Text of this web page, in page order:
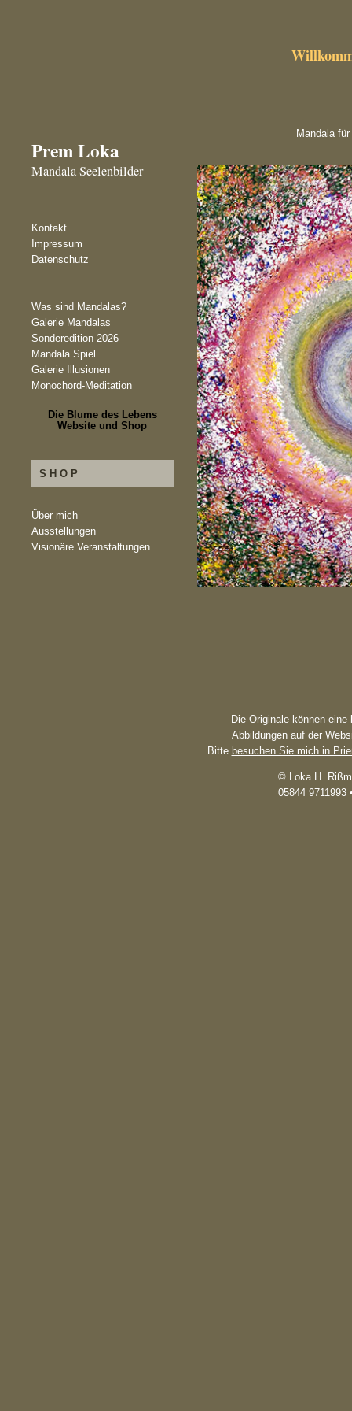
Prem Loka
Mandala Seelenbilder
Kontakt
Impressum
Datenschutz
Was sind Mandalas?
Galerie Mandalas
Sonderedition 2026
Mandala Spiel
Galerie Illusionen
Monochord-Meditation
Die Blume des Lebens
Website und Shop
SHOP
Über mich
Ausstellungen
Visionäre Veranstaltungen
Mandala
Die Originale können
Abbildungen auf der
Bitte besuchen Sie mich in
© Loka H.
05844 9711993